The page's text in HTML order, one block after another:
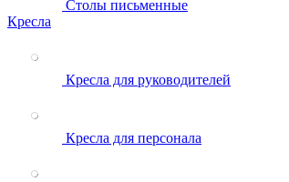
Столы письменные
Кресла
Кресла для руководителей
Кресла для персонала